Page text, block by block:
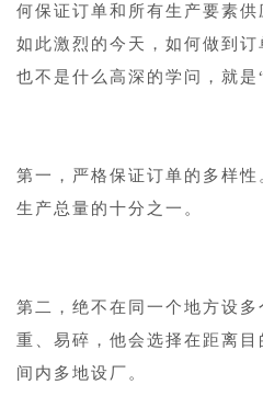
何保证订单和所有生产要素
如此激烈的今天，如何做到
也不是什么高深的学问，就是
第一，严格保证订单的多样
生产总量的十分之一。
第二，绝不在同一个地方设
重、易碎，他会选择在距离
间内多地设厂。